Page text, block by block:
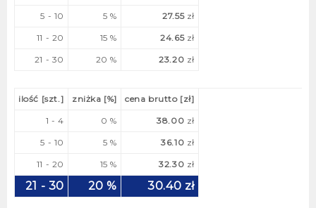
5 - 10 5 % 27.55zł
11 - 20 15 % 24.65zł
21 - 30 20 % 23.20 zł
ilość [szt.] zniżka [%] cena brutto [zł]
1 - 4 0 % 38.00 zł
5 - 10 5 % 36.10 zł
11 - 20 15 % 32.30 zł
21 - 30 20 % 30.40 zł